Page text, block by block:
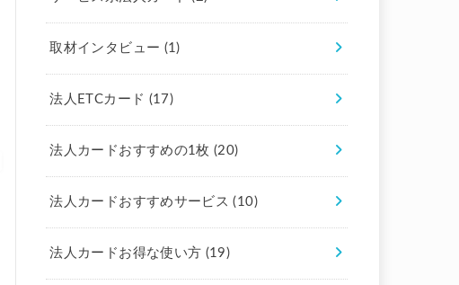
取材インタビュー (1)
法人ETCカード (17)
法人カードおすすめの1枚(20)
法人カードおすすめサービス(10)
法人カードお得な使い方 (19)